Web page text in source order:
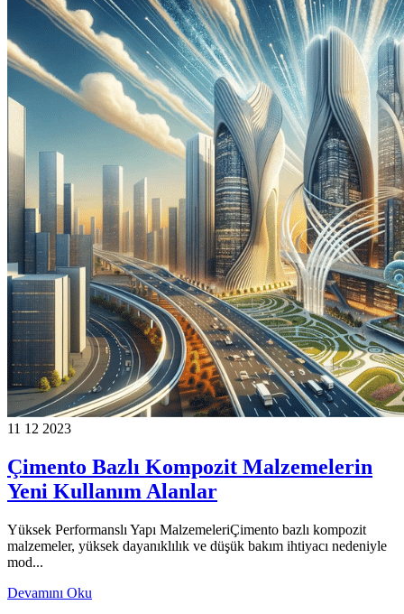
11 12 2023
Çimento Bazlı Kompozit Malzemelerin
Yeni Kullanım Alanlar
Yüksek Performanslı Yapı MalzemeleriÇimento bazlı kompozit
malzemeler, yüksek dayanıklılık ve düşük bakım ihtiyacı nedeniyle
mod...
Devamını Oku